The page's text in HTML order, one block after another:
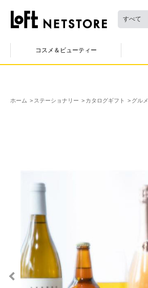
すべて
コスメ＆ビューティー
ホーム ステーショナリー カタログギフト グル